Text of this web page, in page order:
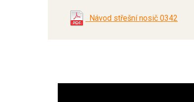
Návod střešní nosič 0342